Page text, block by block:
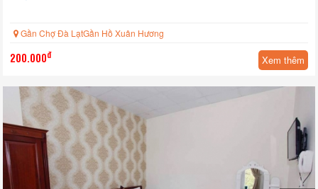
Gần Chợ Đà LạtGần Hồ Xuân Hương
200.000đ Xem thêm